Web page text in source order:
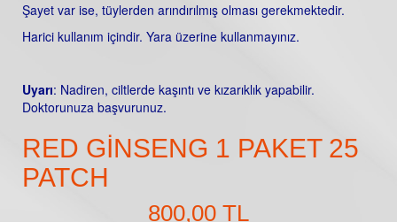
Şayet var ise, tüylerden arındırılmış olması gerekmektedir.
Harici kullanım içindir. Yara üzerine kullanmayınız.
Uyarı: Nadiren, ciltlerde kaşıntı ve kızarıklık yapabilir.
Doktorunuza başvurunuz.
RED GINSENG 1 PAKET 25
PATCH
800,00 TL